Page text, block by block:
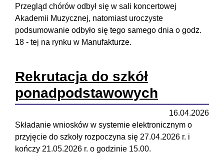
Przegląd chórów odbył się w sali koncertowej
Akademii Muzycznej, natomiast uroczyste
podsumowanie odbyło się tego samego dnia o godz.
18 - tej na rynku w Manufakturze.
Rekrutacja do szkół
ponadpodstawowych
16.04.2026
Składanie wniosków w systemie elektronicznym o
przyjęcie do szkoły rozpoczyna się 27.04.2026 r. i
kończy 21.05.2026 r. o godzinie 15.00.